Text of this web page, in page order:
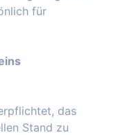
für
das
Stand zu